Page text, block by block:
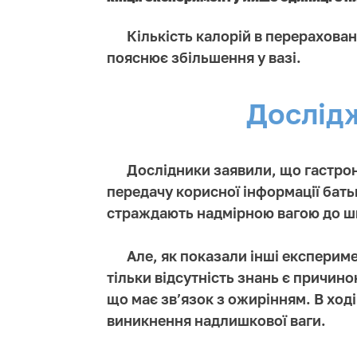
Кількість калорій в
пояснює збільшення у вазі.
Дослідники заявили, що
передачу корисної інформації
страждають надмірною вагою до
Але, як показали інші
тільки відсутність знань є
що має зв’язок з ожирінням. В
виникнення надлишкової ваги.